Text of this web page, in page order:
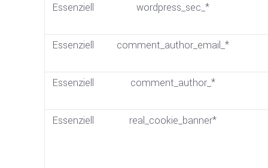
Essenziell wordpress_sec_*
Essenziell comment_author_email_*
Essenziell comment_author_*
Essenziell real_cookie_banner*